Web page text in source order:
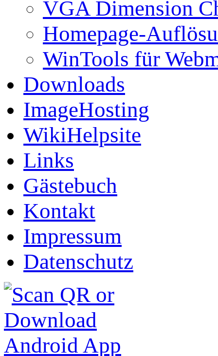
VGA Dimension
Homepage-
WinTools für
Downloads
ImageHosting
WikiHelpsite
Links
Gästebuch
Kontakt
Impressum
Datenschutz